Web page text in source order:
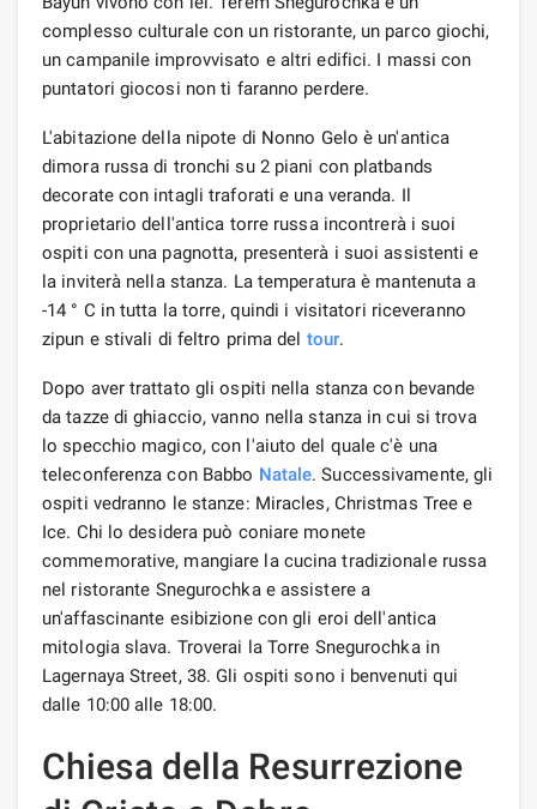
complesso culturale con un ristorante, un parco giochi,
un campanile improvvisato e altri edifici. I massi con
puntatori giocosi non ti faranno perdere.
L'abitazione della nipote di Nonno Gelo è un'antica
dimora russa di tronchi su 2 piani con platbands
decorate con intagli traforati e una veranda. Il
proprietario dell'antica torre russa incontrerà i suoi
ospiti con una pagnotta, presenterà i suoi assistenti e
la inviterà nella stanza. La temperatura è mantenuta a
-14 ° C in tutta la torre, quindi i visitatori riceveranno
zipun e stivali di feltro prima del tour.
Dopo aver trattato gli ospiti nella stanza con bevande
da tazze di ghiaccio, vanno nella stanza in cui si trova
lo specchio magico, con l'aiuto del quale c'è una
teleconferenza con Babbo Natale. Successivamente, gli
ospiti vedranno le stanze: Miracles, Christmas Tree e
Ice. Chi lo desidera può coniare monete
commemorative, mangiare la cucina tradizionale russa
nel ristorante Snegurochka e assistere a
un'affascinante esibizione con gli eroi dell'antica
mitologia slava. Troverai la Torre Snegurochka in
Lagernaya Street, 38. Gli ospiti sono i benvenuti qui
dalle 10:00 alle 18:00.
Chiesa della Resurrezione